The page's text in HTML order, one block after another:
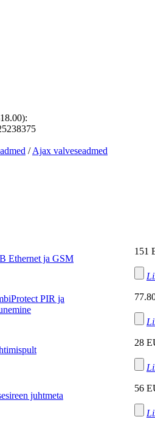
/Ajax valveseadmed
Ethernet ja GSM
151
PIR ja
28
juhtmeta
56